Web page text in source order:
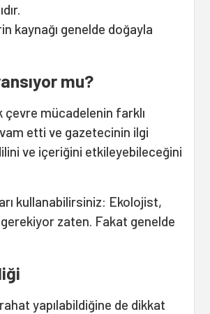
kaynağı genelde doğayla
mu?
mücadelenin farklı
etti ve gazetecinin ilgi
ve içeriğini etkileyebileceğini
kullanabilirsiniz: Ekolojist,
gerekiyor zaten. Fakat genelde
yapılabildiğine de dikkat